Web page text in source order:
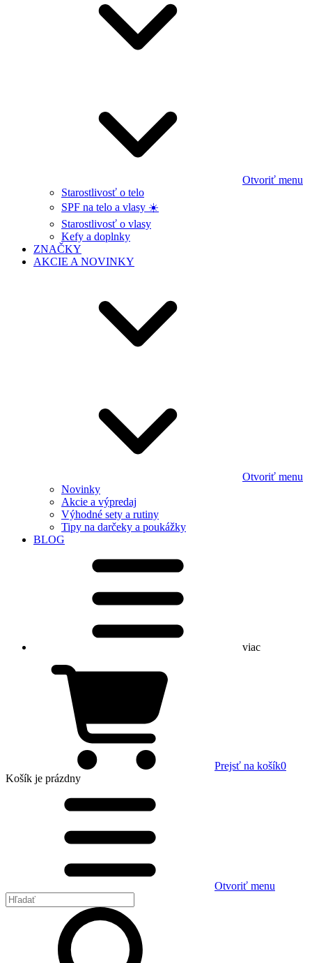
Otvoriť menu
Starostlivosť o telo
SPF na telo a vlasy ☀️
Starostlivosť o vlasy
Kefy a doplnky
ZNAČKY
AKCIE A NOVINKY
Otvoriť menu
Novinky
Akcie a výpredaj
Výhodné sety a rutiny
Tipy na darčeky a poukážky
BLOG
viac
Prejsť na košík0
Košík je prázdny
Otvoriť menu